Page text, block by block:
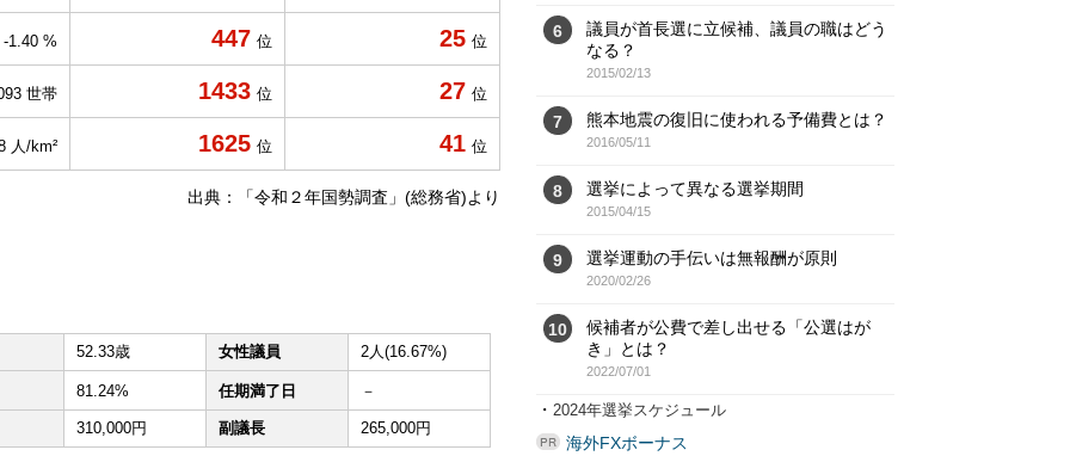
-1.40 % 447 位 25 位
世帯 1433 位 27 位
人/km² 1625 位 41 位
出典：「令和２年国勢調査」(総務省)より
52.33歳 女性議員 2人(16.67%)
81.24% 任期満了日 －
310,000円 副議長 265,000円
6
議員が首長選に立候補、議員の職はどう
なる？
2015/02/13
7 熊本地震の復旧に使われる予備費とは？
2016/05/11
8 選挙によって異なる選挙期間
2015/04/15
9 選挙運動の手伝いは無報酬が原則
2020/02/26
10
候補者が公費で差し出せる「公選はが
き」とは？
2022/07/01
・ 2024年選挙スケジュール
海外FXボーナス